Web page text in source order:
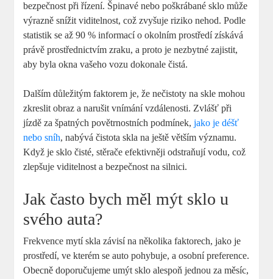
bezpečnost při řízení. Špinavé nebo poškrábané sklo může
výrazně snížit viditelnost, což zvyšuje riziko nehod. Podle
statistik se až 90 % informací o okolním prostředí získává
právě prostřednictvím zraku, a proto je nezbytné zajistit,
aby byla okna vašeho vozu dokonale čistá.
Dalším důležitým faktorem je, že nečistoty na skle mohou
zkreslit obraz a narušit vnímání vzdálenosti. Zvlášť při
jízdě za špatných povětrnostních podmínek,jako je déšť
nebo sníh, nabývá čistota skla na ještě větším významu.
Když je sklo čisté, stěrače efektivněji odstraňují vodu, což
zlepšuje viditelnost a bezpečnost na silnici.
Jak často bych měl mýt sklo u
svého auta?
Frekvence mytí skla závisí na několika faktorech, jako je
prostředí, ve kterém se auto pohybuje, a osobní preference.
Obecně doporučujeme umýt sklo alespoň jednou za měsíc,